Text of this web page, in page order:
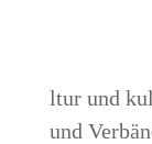
ltur und
und